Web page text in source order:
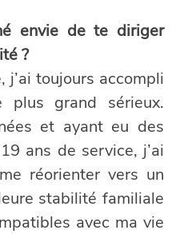
envie de te diriger
?
toujours accompli
plus grand sérieux.
et ayant eu des
ans de service, j’ai
réorienter vers un
stabilité familiale
avec ma vie